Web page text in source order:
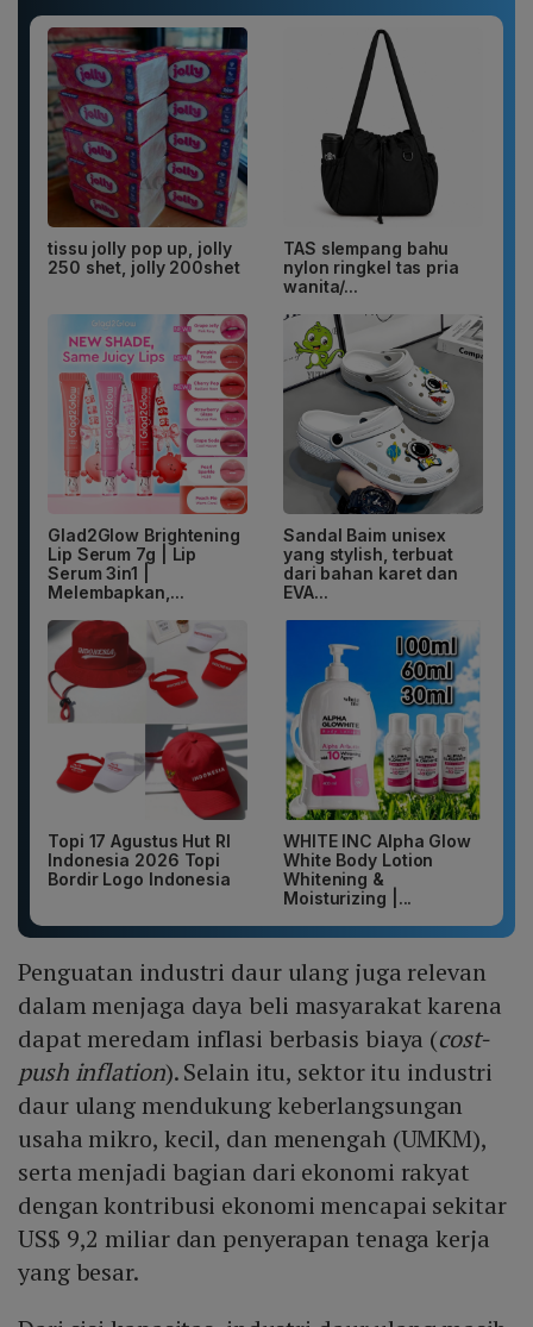
tissu jolly pop up, jolly
250 shet, jolly 200shet
TAS slempang bahu
nylon ringkel tas pria
wanita/...
Glad2Glow Brightening
Lip Serum 7g | Lip
Serum 3in1 |
Melembapkan,...
Sandal Baim unisex
yang stylish, terbuat
dari bahan karet dan
EVA...
Topi 17 Agustus Hut RI
Indonesia 2026 Topi
Bordir Logo Indonesia
WHITE INC Alpha Glow
White Body Lotion
Whitening &
Moisturizing |...
Penguatan industri daur ulang juga relevan
dalam menjaga daya beli masyarakat karena
dapat meredam inflasi berbasis biaya (cost-
push inflation). Selain itu, sektor itu industri
daur ulang mendukung keberlangsungan
usaha mikro, kecil, dan menengah (UMKM),
serta menjadi bagian dari ekonomi rakyat
dengan kontribusi ekonomi mencapai sekitar
US$ 9,2 miliar dan penyerapan tenaga kerja
yang besar.